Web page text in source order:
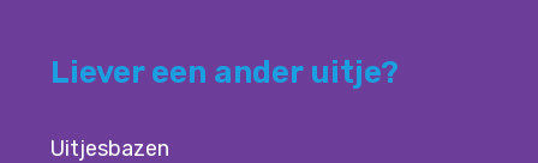
Liever een ander uitje?
Uitjesbazen